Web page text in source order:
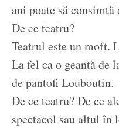
ani poate să
De ce teatru?
Teatrul este un moft.
La fel ca o geantă de
de pantofi Louboutin.
De ce teatru? De ce
spectacol sau altul în